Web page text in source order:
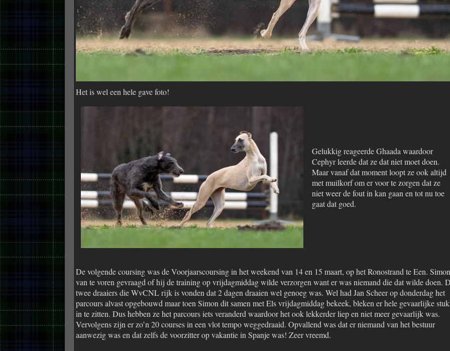
Het is wel een hele gave foto!
Gelukkig reageerde Ghaada waardoor
Cephyr leerde dat ze dat niet moet doen.
Maar vanaf dat moment loopt ze ook altijd
met muilkorf om er voor te zorgen dat ze
niet weer de fout in kan gaan en tot nu toe
gaat dat goed.
De volgende coursing was de Voorjaarscoursing in het weekend van 14 en 15 maart, op het Ronostrand te Een.
van te voren gevraagd of hij de training op vrijdagmiddag wilde verzorgen want er was niemand die dat wilde doen.
twee draaiers die WvCNL rijk is vonden dat 2 dagen draaien wel genoeg was. Wel had Jan Scheer op donderdag het
parcours alvast opgebouwd maar toen Simon dit samen met Els vrijdagmiddag bekeek, bleken er hele gevaarlijke
in te zitten. Dus hebben ze het parcours iets veranderd waardoor het ook lekkerder liep en niet meer gevaarlijk was.
Vervolgens zijn er zo’n 20 courses in een vlot tempo weggedraaid. Opvallend was dat er niemand van het bestuur
aanwezig was en dat zelfs de voorzitter op vakantie in Spanje was! Zeer vreemd.